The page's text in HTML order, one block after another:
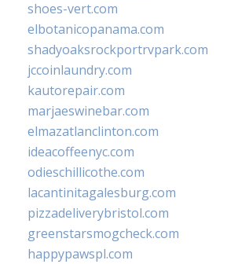
shoes-vert.com
elbotanicopanama.com
shadyoaksrockportrvpark.com
jccoinlaundry.com
kautorepair.com
marjaeswinebar.com
elmazatlanclinton.com
ideacoffeenyc.com
odieschillicothe.com
lacantinitagalesburg.com
pizzadeliverybristol.com
greenstarsmogcheck.com
happypawspl.com